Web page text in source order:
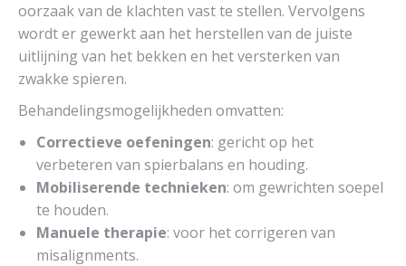
oorzaak van de klachten vast te stellen. Vervolgens
wordt er gewerkt aan het herstellen van de juiste
uitlijning van het bekken en het versterken van
zwakke spieren.
Behandelingsmogelijkheden omvatten:
Correctieve oefeningen: gericht op het
verbeteren van spierbalans en houding.
Mobiliserende technieken: om gewrichten soepel
te houden.
Manuele therapie: voor het corrigeren van
misalignments.